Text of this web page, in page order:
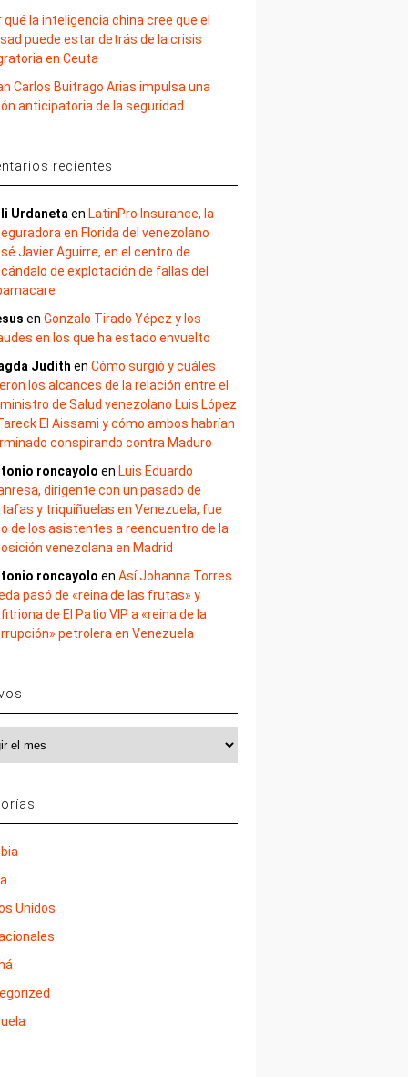
qué la inteligencia china cree que el
puede estar detrás de la crisis
en Ceuta
Carlos Buitrago Arias impulsa una
anticipatoria de la seguridad
recientes
Urdaneta en LatinPro Insurance, la
en Florida del venezolano
Javier Aguirre, en el centro de
de explotación de fallas del
enGonzalo Tirado Yépez y los
en los que ha estado envuelto
Judith enCómo surgió y cuáles
los alcances de la relación entre el
de Salud venezolano Luis López
El Aissami y cómo ambos habrían
conspirando contra Maduro
roncayolo en Luis Eduardo
dirigente con un pasado de
y triquiñuelas en Venezuela, fue
de los asistentes a reencuentro de la
venezolana en Madrid
roncayolo enAsí Johanna Torres
pasó de «reina de las frutas» y
de El Patio VIP a «reina de la
petrolera en Venezuela
Unidos